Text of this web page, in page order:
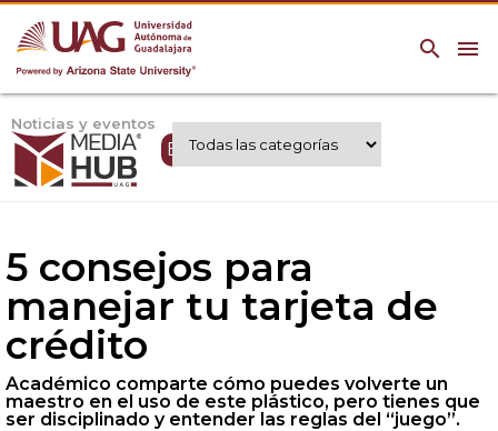
menu
search
Noticias y eventos
Expertos UAG
5 consejos para
manejar tu tarjeta de
crédito
Académico comparte cómo puedes volverte un
maestro en el uso de este plástico, pero tienes que
ser disciplinado y entender las reglas del “juego”.